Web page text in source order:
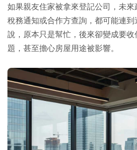
如果親友住家被拿來登記公司，未來
稅務通知或合作方查詢，都可能連
說，原本只是幫忙，後來卻變成要
題，甚至擔心房屋用途被影響。